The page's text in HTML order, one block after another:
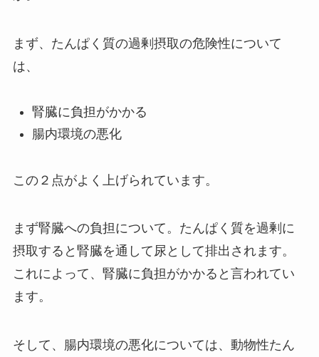
まず、たんぱく質の過剰摂取の危険性について
は、
腎臓に負担がかかる
腸内環境の悪化
この２点がよく上げられています。
まず腎臓への負担について。たんぱく質を過剰に
摂取すると腎臓を通して尿として排出されます。
これによって、腎臓に負担がかかると言われてい
ます。
そして、腸内環境の悪化については、動物性たん